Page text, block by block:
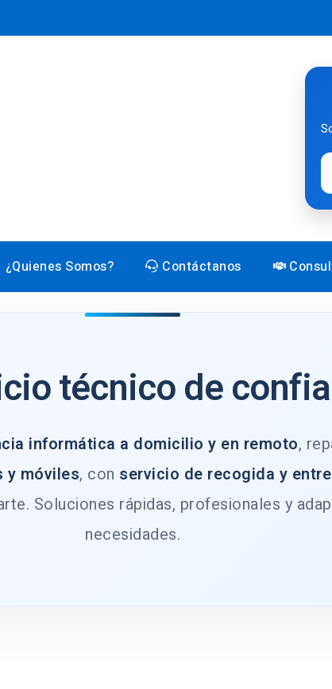
¿Quienes Somos? Contáctanos
técnico de
informática a domicilio y en remoto,
y móviles, con servicio de recogida y
Soluciones rápidas, profesionales y
necesidades.